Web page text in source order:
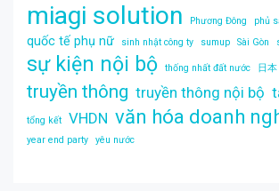
miagi solution Phương Đông phủ
quốc tế phụ nữ sinh nhật công ty sumup Sài Gòn
sự kiện nội bộ thống nhất đất nước 日本
truyền thông truyền thông nội bộ
tổng kết VHDN văn hóa doanh
year end party yêu nước